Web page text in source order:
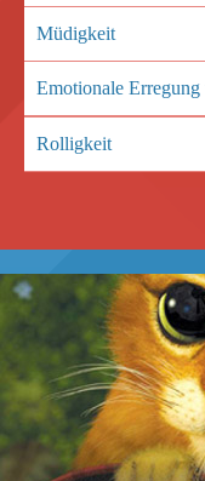
Müdigkeit
Emotionale
Rolligkeit